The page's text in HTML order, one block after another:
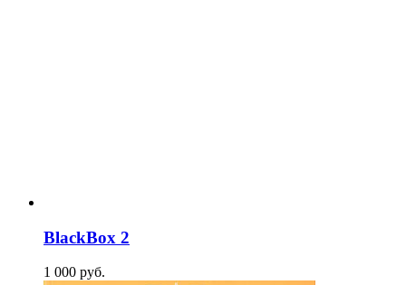
BlackBox 2
1 000 pуб.